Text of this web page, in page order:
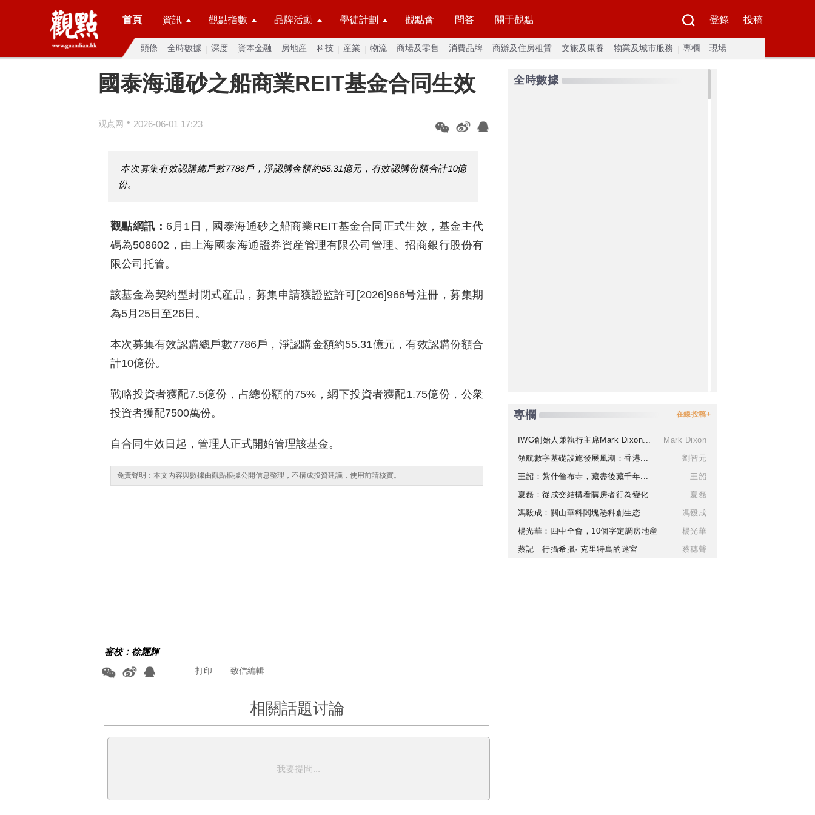
首頁 資訊 觀點指數 品牌活動 學徒計劃 觀點會 問答 關于觀點 登錄 投稿
頭條 全時數據 深度 資本金融 房地産 科技 産業 物流 商場及零售 消費品牌 商辦及住房租賃 文旅及康養 物業及城市服務 專欄 現場
國泰海通砂之船商業REIT基金合同生效
观点网 • 2026-06-01 17:23
本次募集有效認購總戶數7786戶，淨認購金額約55.31億元，有效認購份額合計10億
份。
觀點網訊： 6月1日，國泰海通砂之船商業REIT基金合同正式生效，基金主代
碼為508602，由上海國泰海通證券資産管理有限公司管理、招商銀行股份有
限公司托管。
該基金為契約型封閉式産品，募集申請獲證監許可[2026]966号注冊，募集期
為5月25日至26日。
本次募集有效認購總戶數7786戶，淨認購金額約55.31億元，有效認購份額合
計10億份。
戰略投資者獲配7.5億份，占總份額的75%，網下投資者獲配1.75億份，公衆
投資者獲配7500萬份。
自合同生效日起，管理人正式開始管理該基金。
免責聲明：本文内容與數據由觀點根據公開信息整理，不構成投資建議，使用前請核實。
審校：徐耀輝
致信編輯
打印
相關話題讨論
我要提問...
全時數據
專欄 在線投稿+
IWG創始人兼執行主席Mark Dixon...
Mark Dixon
領航數字基礎設施發展風潮：香港...
劉智元
王韶：紮什倫布寺，藏盡後藏千年...
王韶
夏磊：從成交結構看購房者行為變化
夏磊
馮毅成：關山華科闆塊憑科創生态...
馮毅成
楊光華：四中全會，10個字定調房地産
楊光華
蔡記｜行攝希臘· 克里特島的迷宮
蔡穗聲